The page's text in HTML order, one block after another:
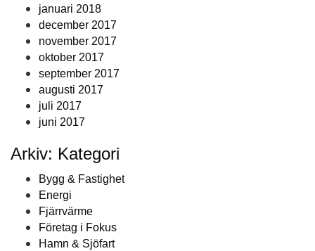
januari 2018
december 2017
november 2017
oktober 2017
september 2017
augusti 2017
juli 2017
juni 2017
Arkiv: Kategori
Bygg & Fastighet
Energi
Fjärrvärme
Företag i Fokus
Hamn & Sjöfart